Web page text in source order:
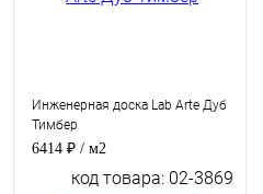
Инженерная доска Lab Arte Дуб
Тимбер
6414 ₽ / м2
код товара: 02-3869